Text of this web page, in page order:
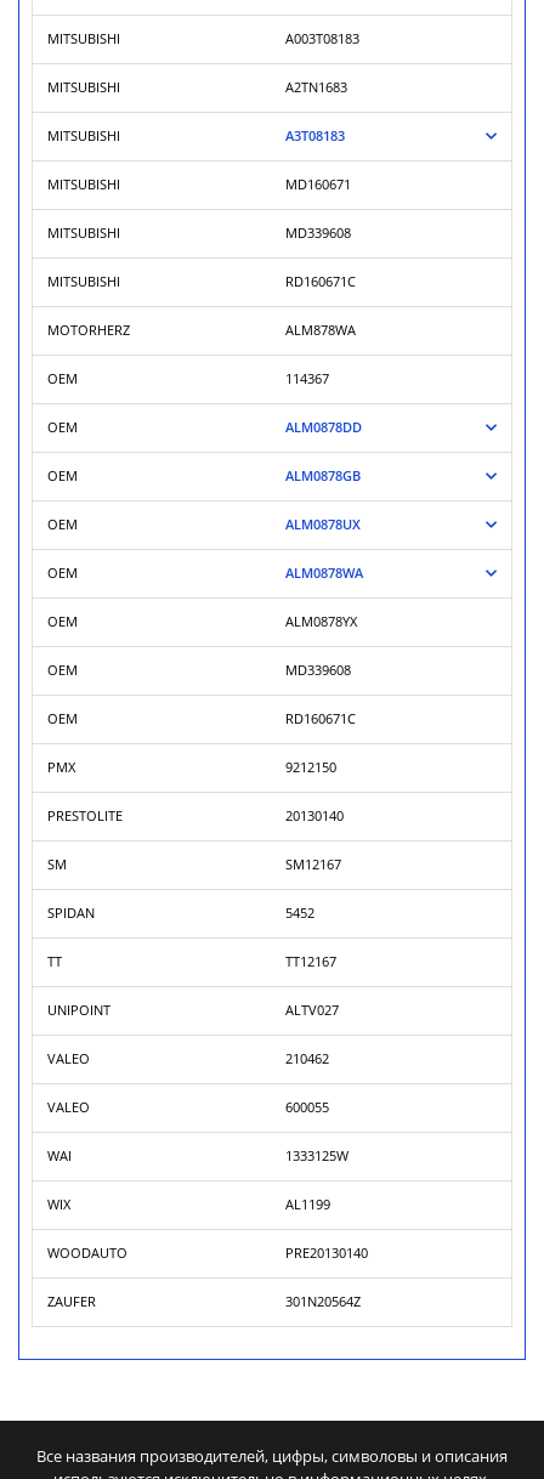
MITSUBISHI A003T08183
MITSUBISHI A2TN1683
MITSUBISHI A3T08183
MITSUBISHI MD160671
MITSUBISHI MD339608
MITSUBISHI RD160671C
MOTORHERZ ALM878WA
OEM 114367
OEM ALM0878DD
OEM ALM0878GB
OEM ALM0878UX
OEM ALM0878WA
OEM ALM0878YX
OEM MD339608
OEM RD160671C
PMX 9212150
PRESTOLITE 20130140
SM SM12167
SPIDAN 5452
TT TT12167
UNIPOINT ALTV027
VALEO 210462
VALEO 600055
WAI 1333125W
WIX AL1199
WOODAUTO PRE20130140
ZAUFER 301N20564Z
Все названия производителей, цифры, символовы и описания